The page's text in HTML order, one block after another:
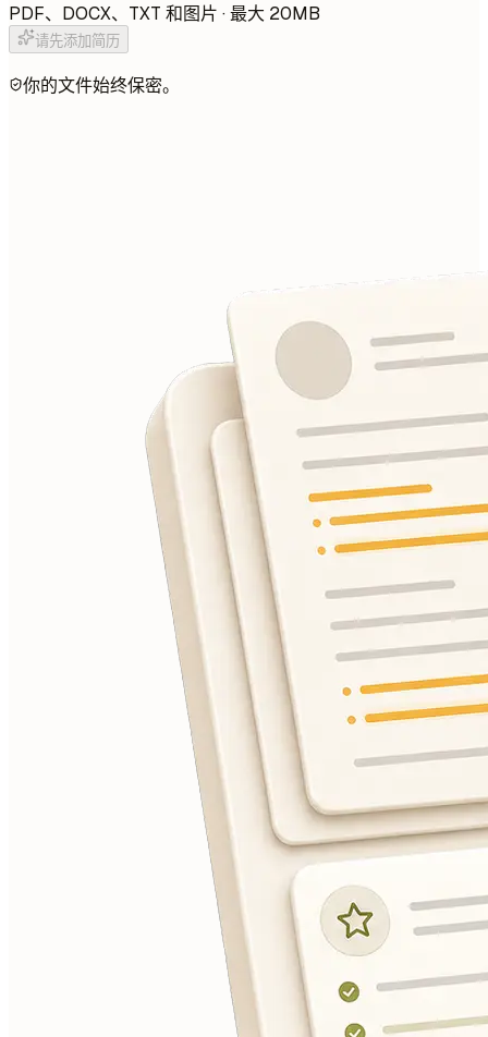
PDF、DOCX、TXT 和图片 · 最大 20MB
请先添加简历
你的文件始终保密。